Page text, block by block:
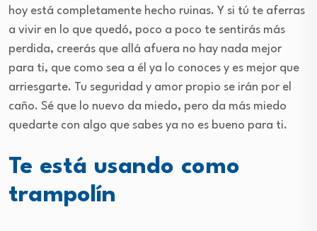
hoy está completamente hecho ruinas. Y si tú te aferras
a vivir en lo que quedó, poco a poco te sentirás más
perdida, creerás que allá afuera no hay nada mejor
para ti, que como sea a él ya lo conoces y es mejor que
arriesgarte. Tu seguridad y amor propio se irán por el
caño. Sé que lo nuevo da miedo, pero da más miedo
quedarte con algo que sabes ya no es bueno para ti.
Te está usando como
trampolín